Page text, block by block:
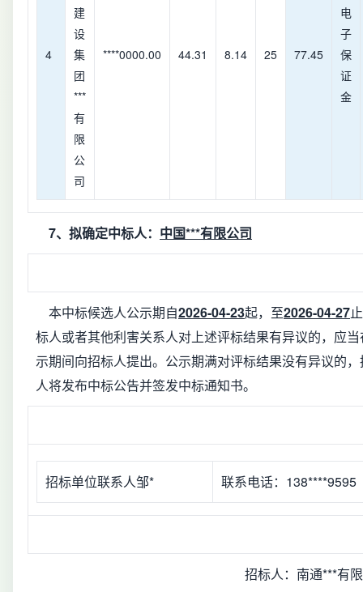
4
建
设
集
团
***
有
限
公
司
****0000.00 44.31 8.14 25 77.45
电
子
保
证
金
7、拟确定中标人： 中国***有限公司
本中标候选人公示期自2026-04-23起，至2026-04-27
标人或者其他利害关系人对上述评标结果有异议的，应
示期间向招标人提出。公示期满对评标结果没有异议的
人将发布中标公告并签发中标通知书。
招标单位联系人邹* 联系电话：138****9595
招标人：南通***有